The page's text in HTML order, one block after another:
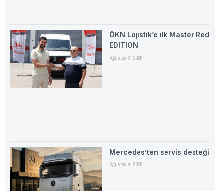
ÖKN Lojistik’e ilk Master Red
EDITION
Ağustos 6, 2026
Mercedes’ten servis desteği
Ağustos 4, 2026